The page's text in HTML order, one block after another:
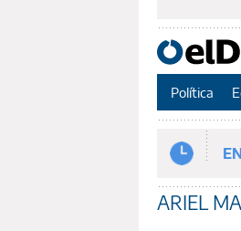
Política
ARIEL